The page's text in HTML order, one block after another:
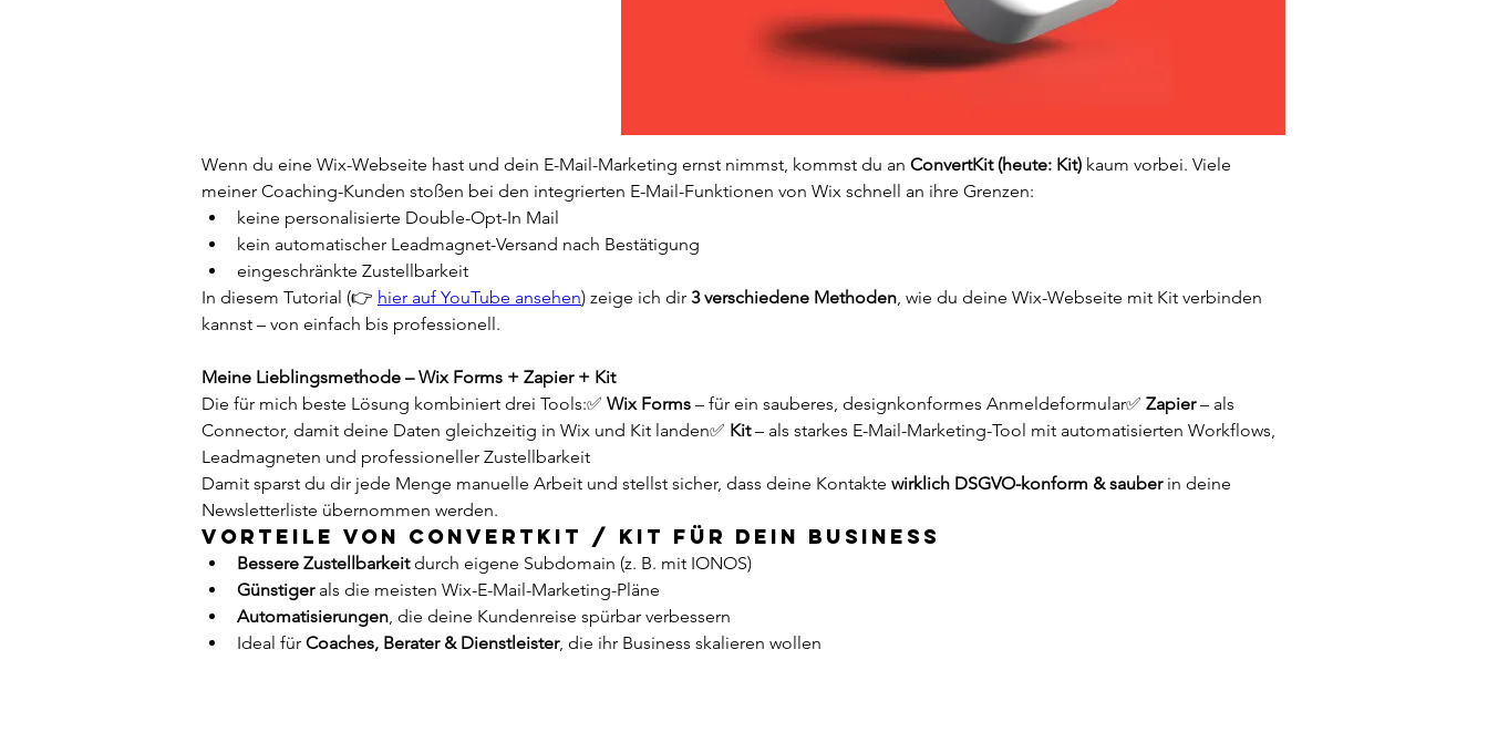
Wenn du eine Wix-Webseite hast und dein E-Mail-Marketing ernst nimmst, kommst du an ConvertKit (heute: Kit) kaum vorbei. Viele
meiner Coaching-Kunden stoßen bei den integrierten E-Mail-Funktionen von Wix schnell an ihre Grenzen:
keine personalisierte Double-Opt-In Mail
kein automatischer Leadmagnet-Versand nach Bestätigung
eingeschränkte Zustellbarkeit
In diesem Tutorial (👉 hier auf YouTube ansehen) zeige ich dir 3 verschiedene Methoden, wie du deine Wix-Webseite mit Kit verbinden
kannst – von einfach bis professionell.
Meine Lieblingsmethode – Wix Forms + Zapier + Kit
Die für mich beste Lösung kombiniert drei Tools:✅ Wix Forms – für ein sauberes, designkonformes Anmeldeformular✅ Zapier – als
Connector, damit deine Daten gleichzeitig in Wix und Kit landen✅ Kit – als starkes E-Mail-Marketing-Tool mit automatisierten Workflows,
Leadmagneten und professioneller Zustellbarkeit
Damit sparst du dir jede Menge manuelle Arbeit und stellst sicher, dass deine Kontakte wirklich DSGVO-konform & sauber in deine
Newsletterliste übernommen werden.
Vorteile von ConvertKit / Kit für dein Business
Bessere Zustellbarkeit durch eigene Subdomain (z. B. mit IONOS)
Günstiger als die meisten Wix-E-Mail-Marketing-Pläne
Automatisierungen, die deine Kundenreise spürbar verbessern
Ideal für Coaches, Berater & Dienstleister, die ihr Business skalieren wollen